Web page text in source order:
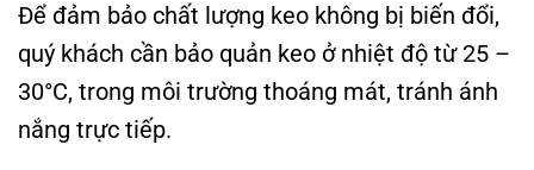
Để đảm bảo chất lượng keo không bị biến đổi,
quý khách cần bảo quản keo ở nhiệt độ từ 25 –
30°C, trong môi trường thoáng mát, tránh ánh
nắng trực tiếp.